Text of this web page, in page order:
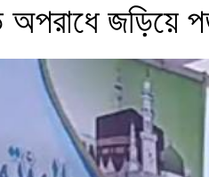
অপরাধে জড়িয়ে